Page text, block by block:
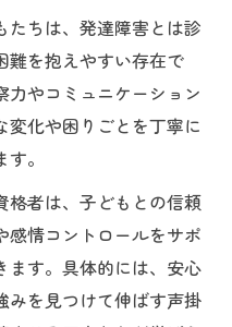
たちは、発達障害とは診
難を抱えやすい存在で
力やコミュニケーション
変化や困りごとを丁寧に
。
格者は、子どもとの信頼
感情コントロールをサポ
ます。具体的には、安心
みを見つけて伸ばす声掛